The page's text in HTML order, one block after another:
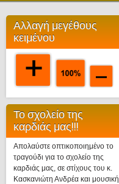
Αλλαγή μεγέθους
κειμένου
Το σχολείο της
καρδιάς μας!!!
Απολαύστε οπτικοποιημένο το
τραγούδι για το σχολείο της
καρδιάς μας, σε στίχους του κ.
Κασκανιώτη Ανδρέα και μουσική